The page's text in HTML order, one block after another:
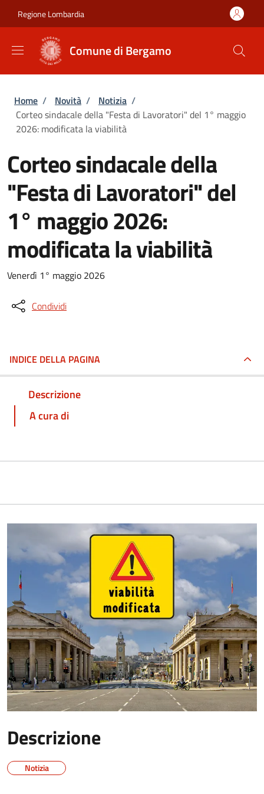
Regione Lombardia
Comune di Bergamo
Briciole di pane
Home / Novità / Notizia /
Corteo sindacale della "Festa di Lavoratori" del 1° maggio
2026: modificata la viabilità
Corteo sindacale della
"Festa di Lavoratori" del
1° maggio 2026:
modificata la viabilità
Venerdì 1° maggio 2026
Condividi
INDICE DELLA PAGINA
Descrizione
A cura di
Descrizione
Notizia